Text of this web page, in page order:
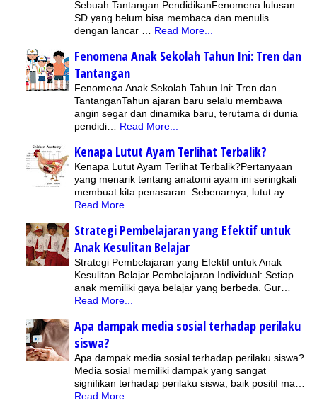
Sebuah Tantangan PendidikanFenomena lulusan
SD yang belum bisa membaca dan menulis
dengan lancar … Read More...
Fenomena Anak Sekolah Tahun Ini: Tren dan
Tantangan
Fenomena Anak Sekolah Tahun Ini: Tren dan
TantanganTahun ajaran baru selalu membawa
angin segar dan dinamika baru, terutama di dunia
pendidi… Read More...
Kenapa Lutut Ayam Terlihat Terbalik?
Kenapa Lutut Ayam Terlihat Terbalik?Pertanyaan
yang menarik tentang anatomi ayam ini seringkali
membuat kita penasaran. Sebenarnya, lutut ay…
Read More...
Strategi Pembelajaran yang Efektif untuk
Anak Kesulitan Belajar
Strategi Pembelajaran yang Efektif untuk Anak
Kesulitan Belajar Pembelajaran Individual: Setiap
anak memiliki gaya belajar yang berbeda. Gur…
Read More...
Apa dampak media sosial terhadap perilaku
siswa?
Apa dampak media sosial terhadap perilaku siswa?
Media sosial memiliki dampak yang sangat
signifikan terhadap perilaku siswa, baik positif ma…
Read More...